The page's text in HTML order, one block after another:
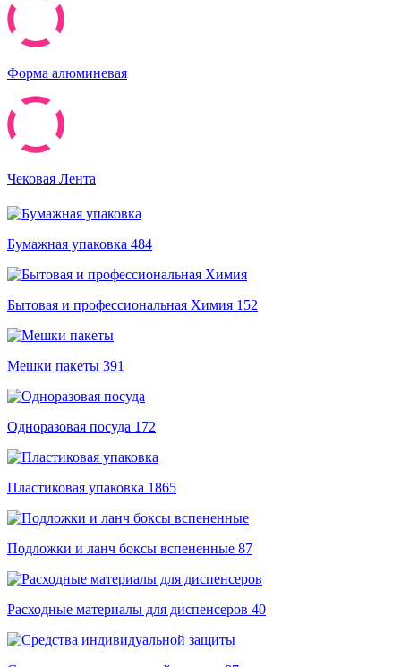
Форма алюминевая
Чековая Лента
Бумажная упаковка 484
Бытовая и профессиональная Химия 152
Мешки пакеты 391
Одноразовая посуда 172
Пластиковая упаковка 1865
Подложки и ланч боксы вспененные 87
Расходные материалы для диспенсеров 40